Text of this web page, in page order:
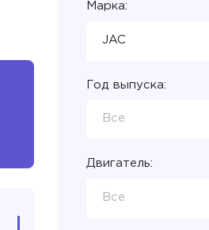
Марка:
JAC
Год выпуска:
Все
Двигатель:
Все